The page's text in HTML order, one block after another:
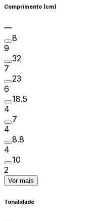
Comprimento (cm)
8
9
32
7
23
6
18.5
4
7
4
8.8
4
10
2
Ver mais
Tonalidade